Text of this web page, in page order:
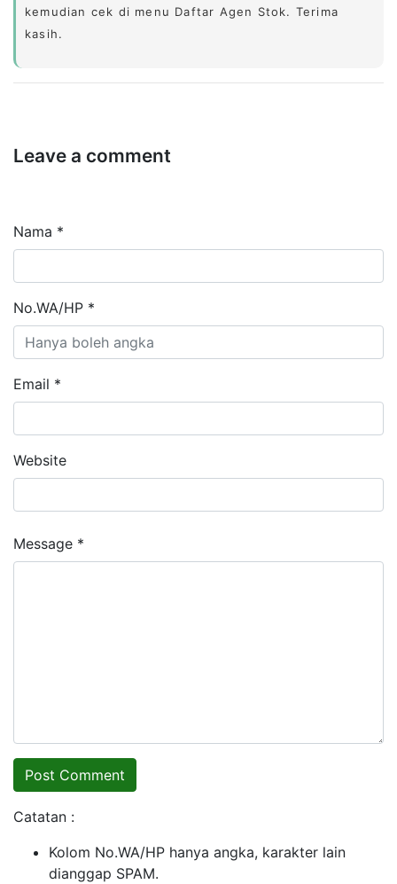
kemudian cek di menu Daftar Agen Stok. Terima
kasih.
Leave a comment
Nama *
No.WA/HP *
Email *
Website
Message *
Catatan :
Kolom No.WA/HP hanya angka, karakter lain
dianggap SPAM.